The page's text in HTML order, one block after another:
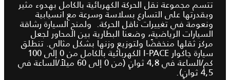
تتسم مجموعة نقل الحركة الكهربائية بالكامل بهدوء مثير
وبقدرتها على التسارع بسلاسة وسرعة مع انسيابية
ونعومة في تغييرات ناقل الحركة. ولمنح السيارة رشاقة
السيارات الرياضية، وضعنا البطارية بين المحاور لجعل
مركز ثقلها منخفضًا ولتوزيع وزنها بشكل مثالي. تنطلق
سيارة جاكوار I‑PACE الكهربائية بالكامل من 0 إلى 100
كم/الساعة في 4,8 ثوانٍ (من 0 إلى 60 ميلاً/الساعة في
4,5 ثوانٍ).